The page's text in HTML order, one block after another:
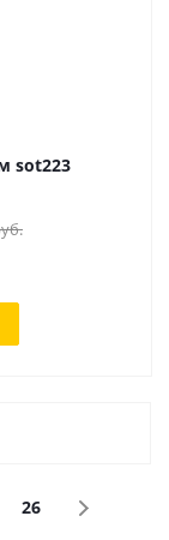
BSP149 nМОП 200В/0,14A/3.5 Ом sot223
26